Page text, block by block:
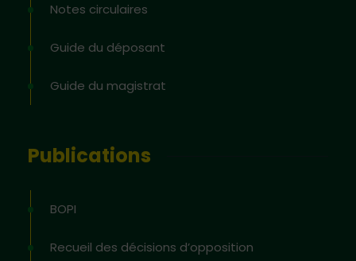
Notes circulaires
Guide du déposant
Guide du magistrat
Publications
BOPI
Recueil des décisions d’opposition